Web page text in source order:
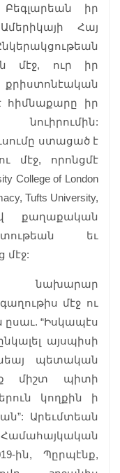
իր
Հայ
մէջ, ուր իր
հիմնաքարը իր
նուիրումին:
ստացած է
մէջ, որոնցմէ
College of London
Tufts University,
քաղաքական
եւ
մէջ:
նախարար
մէջ ու
ըսաւ. “Իսկապէս
այսպիսի
պետական
միշտ պիտի
կողքին ի
Արեւմտեան
ին, Պըրպէնք,